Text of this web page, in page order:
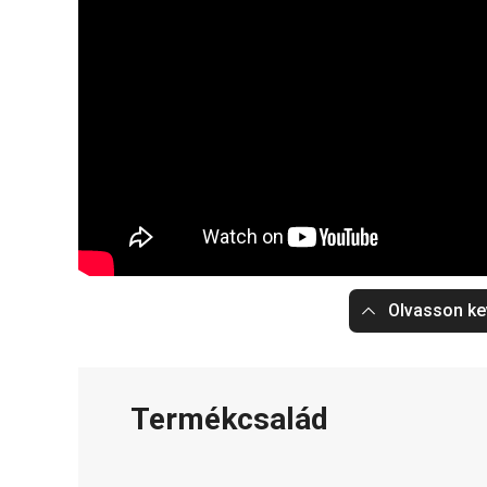
Olvasson
Termékcsalád